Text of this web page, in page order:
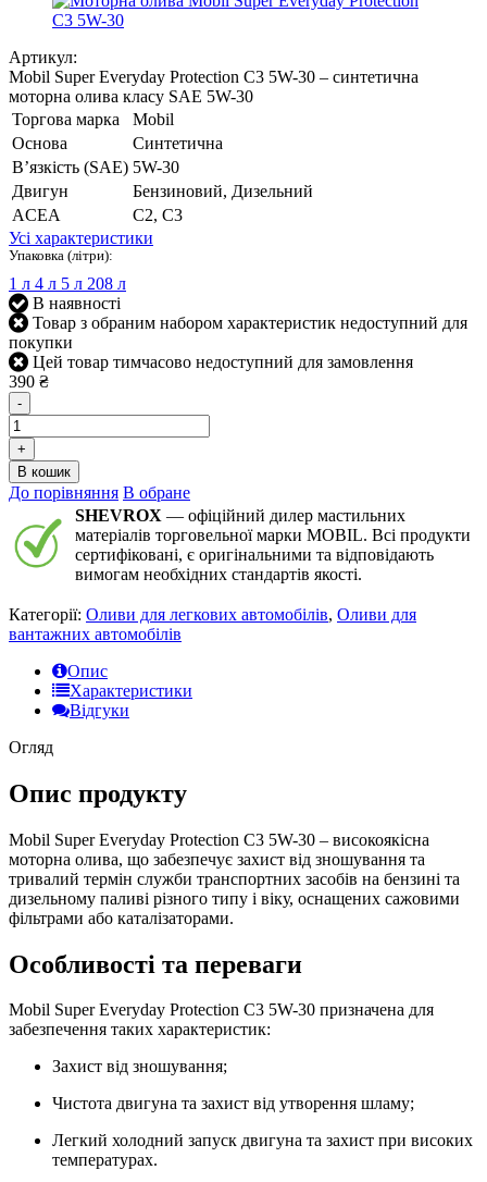
Артикул:
Mobil Super Everyday Protection C3 5W-30 – синтетична
моторна олива класу SAE 5W-30
Торгова марка
Mobil
Основа
Синтетична
В’язкість (SAE) 5W-30
Двигун
Бензиновий, Дизельний
ACEA
C2, C3
Усі характеристики
Упаковка (літри):
1 л 4 л 5 л 208 л
В наявності
Товар з обраним набором характеристик недоступний для
покупки
Цей товар тимчасово недоступний для замовлення
390 ₴
-
+
В кошик
До порівняння В обране
SHEVROX — офіційний дилер мастильних
матеріалів торговельної марки MOBIL. Всі продукти
сертифіковані, є оригінальними та відповідають
вимогам необхідних стандартів якості.
Категорії: Оливи для легкових автомобілів, Оливи для
вантажних автомобілів
Опис
Характеристики
Відгуки
Огляд
Опис продукту
Mobil Super Everyday Protection C3 5W-30 – високоякісна
моторна олива, що забезпечує захист від зношування та
тривалий термін служби транспортних засобів на бензині та
дизельному паливі різного типу і віку, оснащених сажовими
фільтрами або каталізаторами.
Особливості та переваги
Mobil Super Everyday Protection C3 5W-30 призначена для
забезпечення таких характеристик:
Захист від зношування;
Чистота двигуна та захист від утворення шламу;
Легкий холодний запуск двигуна та захист при високих
температурах.